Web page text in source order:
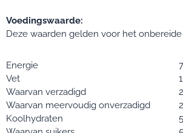
Voedingswaarde:
Deze waarden gelden voor het
Energie
Vet
Waarvan verzadigd
Waarvan meervoudig onverzadigd
Koolhydraten